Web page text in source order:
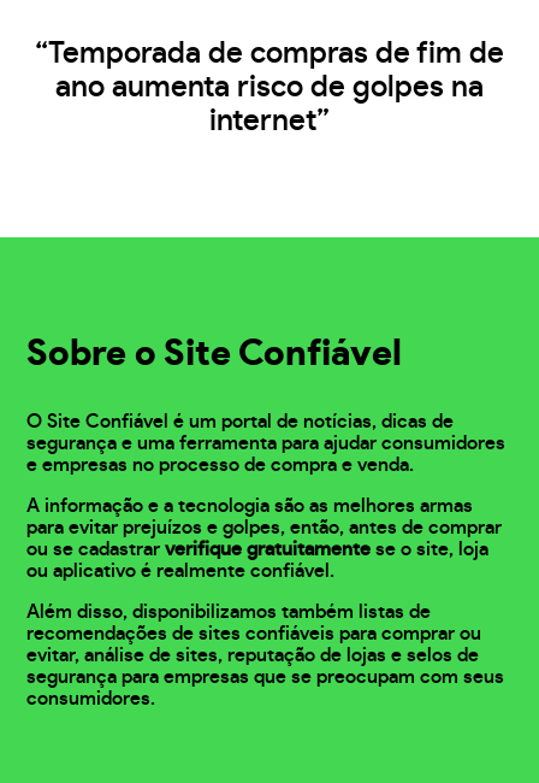
“Temporada de compras de fim de
ano aumenta risco de golpes na
internet”
Sobre o Site Confiável
O Site Confiável é um portal de notícias, dicas de
segurança e uma ferramenta para ajudar consumidores
e empresas no processo de compra e venda.
A informação e a tecnologia são as melhores armas
para evitar prejuízos e golpes, então, antes de comprar
ou se cadastrarverifique gratuitamente se o site, loja
ou aplicativo é realmente confiável.
Além disso, disponibilizamos também listas de
recomendações de sites confiáveis para comprar ou
evitar, análise de sites, reputação de lojas e selos de
segurança para empresas que se preocupam com seus
consumidores.